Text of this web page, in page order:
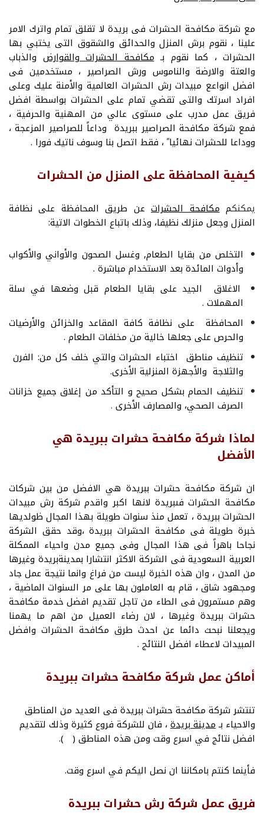
مع شركة مكافحة الحشرات فى بريدة لا تقلق تمام واترك الامر
علينا ، نقوم برش المنزل والحدائق والشقوق التى يختبي بها
الحشرات ، كما نقوم بـمكافحة الحشرات والقوارض والذباب
والعتة والارضة والناموس ورش الصراصير ، مستخدمين فى
افضل انواعع مبيدات رش الحشرات العالمية والأمنة عليك وعلى
افراد اسرتك والتى تقضي تمام على الحشرات بواسطة افضل
فريق عمل مدرب على مستوى عالي من المهنية والحرفية ،
فمع شركة مكافحة الصراصير ببريدة وداعاً للصراصير المزعجة ،
ووداعا للحشرات نهائيا ً ، فقط اتصل بنا وسوف ناتيك فورا .
كيفية المحافظة على المنزل من الحشرات
يمكنكممكافحة الحشراتعن طريق المحافظة على نظافة
المنزل وجعل منزلك نظيفا، وذلك باتباع الخطوات الاتية:
التخلص من بقايا الطعام, وغسل الصحون والأواني والأكواب
وأدوات المائدة بعد الاستخدام مباشرة .
الاغلاق الجيد على بقايا الطعام قبل وضعها في سلة
المهملات .
المحافظة على نظافة كافة المقاعد والخزائن والأرضيات
والحرص على جعلها خالية من مخلفات الطعام .
تنظيف مناطق اختباء الحشرات والتي خلف كل من: الفرن
والثلاجة والأجهزة المنزلية الأخرى.
تنظيف الحمام بشكل صحيح و التأكد من إغلاق جميع خزانات
الصرف الصحي، والمصارف الأخرى .
لماذا شركة مكافحة حشرات ببريدة هي
الأفضل
ان شركة مكافحة حشرات ببريدة هي الافضل من بين شركات
مكافحة الحشرات فىبريدة لانها اكبر واقدم شركة رش مبيدات
الحشرات ببريدة ، تعمل منذ سنوات طويلة بهذا المجال ظولديها
خبرة طويلة فى مكافحة الحشرات ببريدة ،وقد حقق الشركة
نجاحا باهراً فى هذا المجال وفى جميع مدن واحياء الممكلة
العربية السعودية فى الشركة الاكثر انتشارا بمدينةبريدة وغيرها
من المدن ، وان هذه الخبرة ليست من فراغ وانما نتيجة عمل جاد
ومجهود شاق ، قام به العاملون بها على مر السنوات الماضية ،
وهم مستمرون فى الطاء من تاجل تقديم افضل خدمة مكافحة
حشرات ببريدة وغيرها ، لان رضاء العميل من اهم ما يهمنا
ويجعلنا نبحث دائما عن احدث طرق مكافحة الحشرات وافضل
المبيدات لاعطاء افضل النتائج .
أماكن عمل شركة مكافحة حشرات ببريدة
تنتشر شركة مكافحة حشرات ببريدة فى العديد من المناطق
والاحياء بـمدينة بريدة، فان للشركة فروع كثيرة وذلك لتقديم
افضل نتائج في اسرع وقت ومن هذه المناطق ( ).
فأينما كنتم بامكاننا ان نصل اليكم في اسرع وقت.
فريق عمل شركة رش حشرات ببريدة